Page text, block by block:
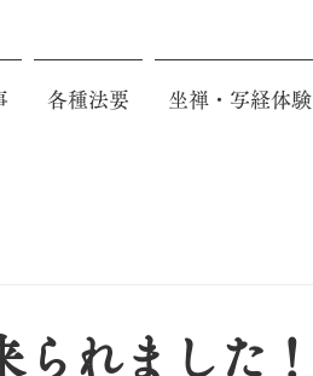
各種法要 坐禅・写経体験
られました！